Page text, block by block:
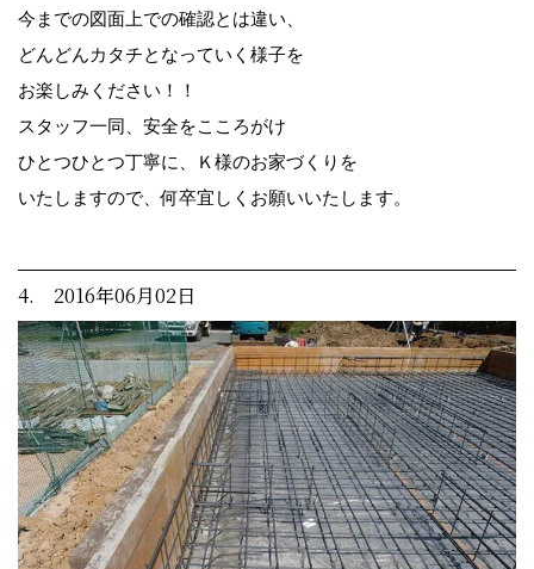
今までの図面上での確認とは違い、
どんどんカタチとなっていく様子を
お楽しみください！！
スタッフ一同、安全をこころがけ
ひとつひとつ丁寧に、Ｋ様のお家づくりを
いたしますので、何卒宜しくお願いいたします。
4. 2016年06月02日